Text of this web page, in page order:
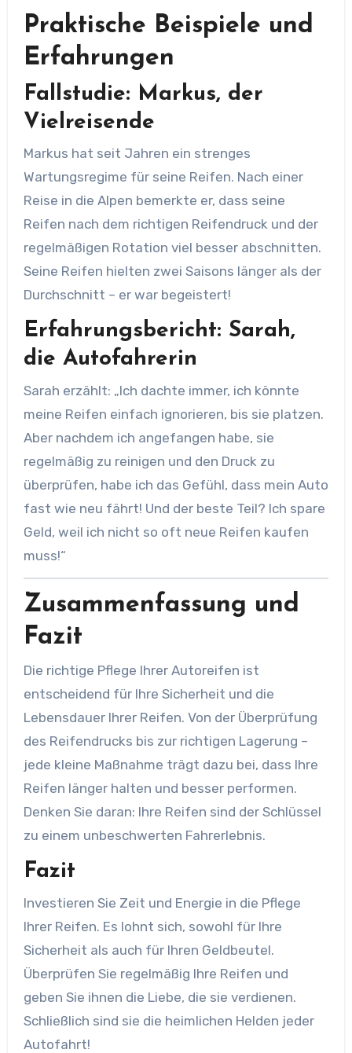
Praktische Beispiele und
Erfahrungen
Fallstudie: Markus, der
Vielreisende
Markus hat seit Jahren ein strenges
Wartungsregime für seine Reifen. Nach einer
Reise in die Alpen bemerkte er, dass seine
Reifen nach dem richtigen Reifendruck und der
regelmäßigen Rotation viel besser abschnitten.
Seine Reifen hielten zwei Saisons länger als der
Durchschnitt – er war begeistert!
Erfahrungsbericht: Sarah,
die Autofahrerin
Sarah erzählt: „Ich dachte immer, ich könnte
meine Reifen einfach ignorieren, bis sie platzen.
Aber nachdem ich angefangen habe, sie
regelmäßig zu reinigen und den Druck zu
überprüfen, habe ich das Gefühl, dass mein Auto
fast wie neu fährt! Und der beste Teil? Ich spare
Geld, weil ich nicht so oft neue Reifen kaufen
muss!“
Zusammenfassung und
Fazit
Die richtige Pflege Ihrer Autoreifen ist
entscheidend für Ihre Sicherheit und die
Lebensdauer Ihrer Reifen. Von der Überprüfung
des Reifendrucks bis zur richtigen Lagerung –
jede kleine Maßnahme trägt dazu bei, dass Ihre
Reifen länger halten und besser performen.
Denken Sie daran: Ihre Reifen sind der Schlüssel
zu einem unbeschwerten Fahrerlebnis.
Fazit
Investieren Sie Zeit und Energie in die Pflege
Ihrer Reifen. Es lohnt sich, sowohl für Ihre
Sicherheit als auch für Ihren Geldbeutel.
Überprüfen Sie regelmäßig Ihre Reifen und
geben Sie ihnen die Liebe, die sie verdienen.
Schließlich sind sie die heimlichen Helden jeder
Autofahrt!